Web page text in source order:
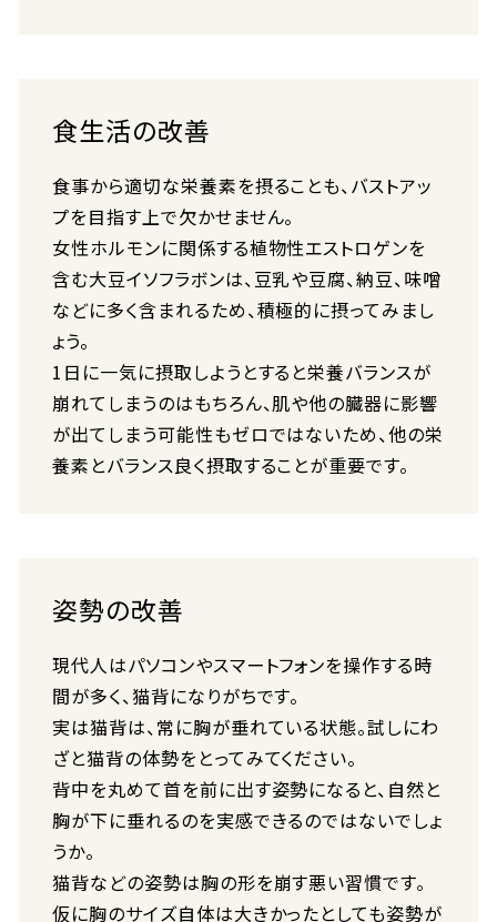
食生活の改善
食事から適切な栄養素を摂ることも、バストアッ
プを目指す上で欠かせません。
女性ホルモンに関係する植物性エストロゲンを
含む大豆イソフラボンは、豆乳や豆腐、納豆、味噌
などに多く含まれるため、積極的に摂ってみまし
ょう。
1日に一気に摂取しようとすると栄養バランスが
崩れてしまうのはもちろん、肌や他の臓器に影響
が出てしまう可能性もゼロではないため、他の栄
養素とバランス良く摂取することが重要です。
姿勢の改善
現代人はパソコンやスマートフォンを操作する時
間が多く、猫背になりがちです。
実は猫背は、常に胸が垂れている状態。試しにわ
ざと猫背の体勢をとってみてください。
背中を丸めて首を前に出す姿勢になると、自然と
胸が下に垂れるのを実感できるのではないでしょ
うか。
猫背などの姿勢は胸の形を崩す悪い習慣です。
仮に胸のサイズ自体は大きかったとしても姿勢が